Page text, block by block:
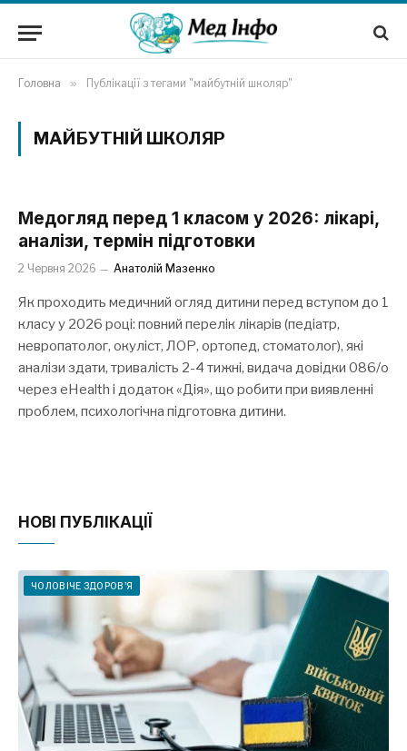
Головна » Публікації з тегами "майбутній школяр"
МАЙБУТНІЙ ШКОЛЯР
Медогляд перед 1 класом у 2026: лікарі,
аналізи, термін підготовки
2 Червня 2026 Анатолій Мазенко
Як проходить медичний огляд дитини перед вступом до 1
класу у 2026 році: повний перелік лікарів (педіатр,
невропатолог, окуліст, ЛОР, ортопед, стоматолог), які
аналізи здати, тривалість 2-4 тижні, видача довідки 086/о
через eHealth і додаток «Дія», що робити при виявленні
проблем, психологічна підготовка дитини.
НОВІ ПУБЛІКАЦІЇ
ЧОЛОВІЧЕ ЗДОРОВ'Я